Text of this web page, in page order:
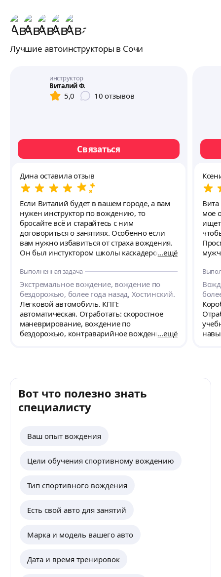
Лучшие автоинструкторы в Сочи
инструктор
Виталий Ф.
5,0 10 отзывов
Связаться
Дина оставила отзыв
Если Виталий будет в вашем городе, а вам
нужен инструктор по вождению, то
бросайте всё и старайтесь с ним
договориться о занятиях. Особенно если
вам нужно избавиться от страха вождения.
Он был инстуктором школы каскадеров, он
машину. И вообще прекрасный
преподаватель по своей природе.
Спокойный, пунктуальный,
доброжелательный, с чувством юмора.
ещё
Выполненная задача
Экстремальное вождение, вождение по
бездорожью, более года назад, Хостинский.
Легковой автомобиль. КПП:
автоматическая. Отработать: скоростное
маневрирование, вождение по
бездорожью, контраварийное вождение.ещё
Вита
мое
ней
взять
Вот что полезно знать
специалисту
Ваш опыт вождения
Цели обучения спортивному вождению
Тип спортивного вождения
Есть свой авто для занятий
Марка и модель вашего авто
Дата и время тренировок